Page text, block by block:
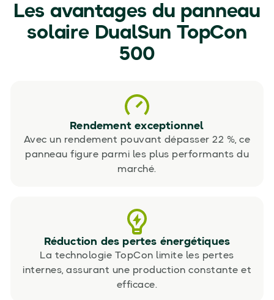
Les avantages du panneau
solaire DualSun TopCon
500
Rendement exceptionnel
Avec un rendement pouvant dépasser 22 %, ce
panneau figure parmi les plus performants du
marché.
Réduction des pertes énergétiques
La technologie TopCon limite les pertes
internes, assurant une production constante et
efficace.